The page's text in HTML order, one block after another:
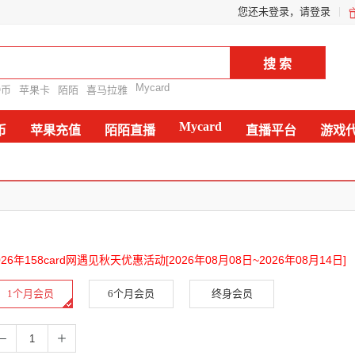
您还未登录，请登录
苹果卡 陌陌 喜马拉雅 Mycard
苹果充值 陌陌直播 Mycard 直播平台 游戏
年158card网遇见秋天优惠活动[2026年08月08日~2026年08月14日]
1个月会员 6个月会员 终身会员